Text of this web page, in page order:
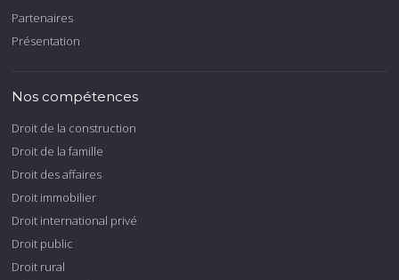
Partenaires
Présentation
Nos compétences
Droit de la construction
Droit de la famille
Droit des affaires
Droit immobilier
Droit international privé
Droit public
Droit rural